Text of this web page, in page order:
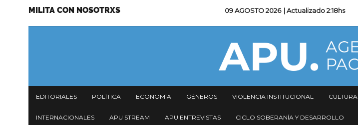
Menu
MILITA CON NOSOTRXS 09 AGOSTO 2026 | Actualizado2:18hs
Navegación
principal
EDITORIALES POLÍTICA ECONOMÍA GÉNEROS VIOLENCIA INSTITUCIONAL CULTURA
INTERNACIONALES APU STREAM APU ENTREVISTAS CICLO SOBERANÍA Y DESARROLLO